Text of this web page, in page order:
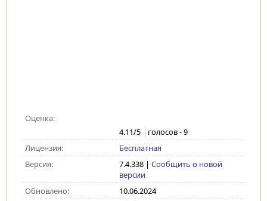
Оценка:
4.11/5 голосов -9
Лицензия:
Бесплатная
Версия:
7.4.338| Сообщить о новой
версии
Обновлено:
10.06.2024